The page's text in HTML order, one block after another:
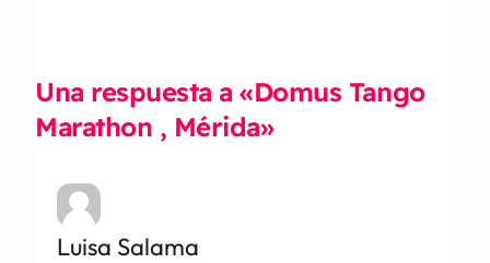
Una respuesta a «Domus Tango
Marathon , Mérida»
Luisa Salama